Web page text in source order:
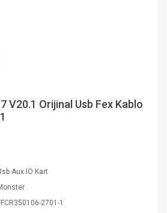
V20.1 Orijinal Usb Fex Kablo
Aux IO Kart
2701-1